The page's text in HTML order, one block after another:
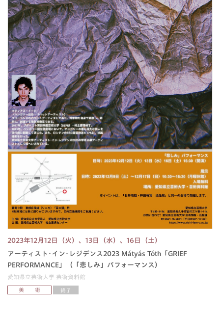
2023年12月12日（火）、13日（水）、16日（土）
アーティスト･イン･レジデンス2023 Mátyás Tóth「GRIEF
PERFORMANCE」（「悲しみ」パフォーマンス）
愛知県立芸術大学 芸術資料館
美 術 終了